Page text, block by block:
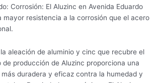
Corrosión: El Aluzinc en Avenida Eduardo
mayor resistencia a la corrosión que el acero
aleación de aluminio y cinc que recubre el
producción de Aluzinc proporciona una
duradera y eficaz contra la humedad y